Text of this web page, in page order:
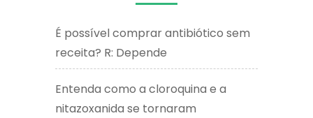
É possível comprar antibiótico sem
receita? R: Depende
Entenda como a cloroquina e a
nitazoxanida se tornaram